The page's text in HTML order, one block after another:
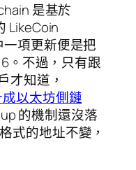
是基於
LikeCoin
一項更新便是把
。不過，只有跟
才知道，
以太坊側鏈
的機制還沒落
式的地址不變，